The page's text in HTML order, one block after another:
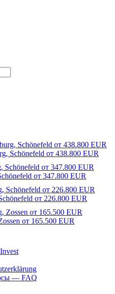
Schönefeld от 438.800 EUR
от 347.800 EUR
от 226.800 EUR
от 165.500 EUR
— FAQ